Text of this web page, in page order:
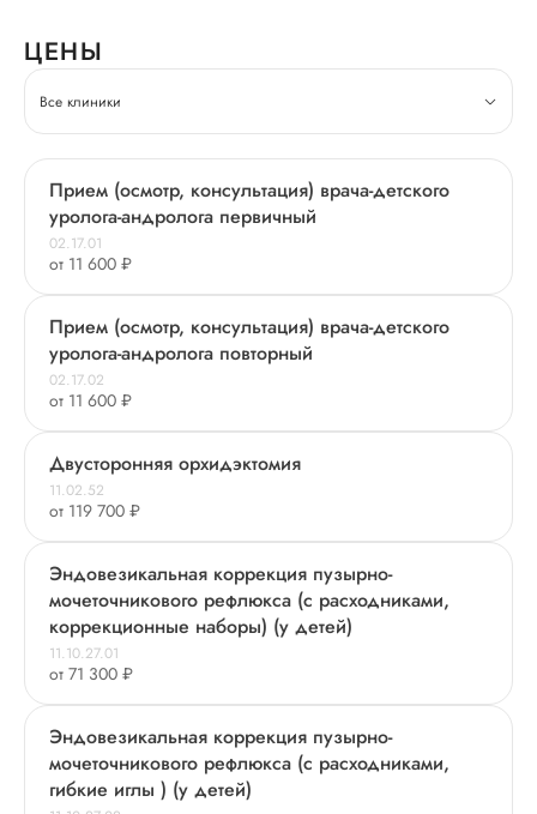
ЦЕНЫ
Все клиники
Прием (осмотр, консультация) врача-детского
уролога-андролога первичный
02.17.01
от 11 600 ₽
Прием (осмотр, консультация) врача-детского
уролога-андролога повторный
02.17.02
от 11 600 ₽
Двусторонняя орхидэктомия
11.02.52
от 119 700 ₽
Эндовезикальная коррекция пузырно-
мочеточникового рефлюкса (с расходниками,
коррекционные наборы) (у детей)
11.10.27.01
от 71 300 ₽
Эндовезикальная коррекция пузырно-
мочеточникового рефлюкса (с расходниками,
гибкие иглы ) (у детей)